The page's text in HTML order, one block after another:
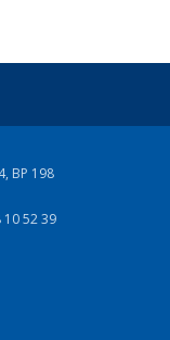
BP 198
10 52 39